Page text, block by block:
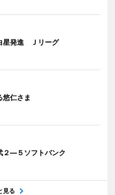
星発進 Ｊリーグ
悠仁さま
２―５ソフトバンク
見る